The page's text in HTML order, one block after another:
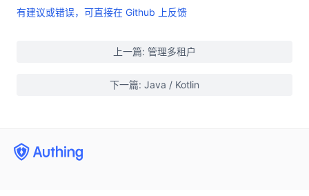
有建议或错误，可直接在 Github 上反馈
上一篇: 管理多租户
下一篇: Java / Kotlin